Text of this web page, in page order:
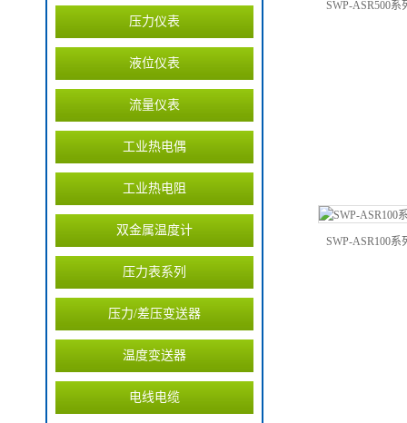
压力仪表
液位仪表
流量仪表
工业热电偶
工业热电阻
双金属温度计
压力表系列
压力/差压变送器
温度变送器
电线电缆
SWP-ASR500系
SWP-ASR100系